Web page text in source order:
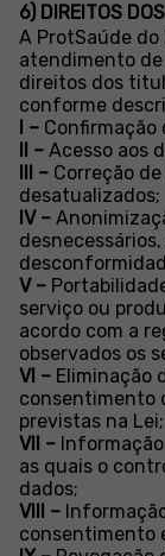
6) DIREITOS
A ProtSaúde
atendimento de
direitos dos
conforme
I –
II – Acesso aos
III – Correção
desatualizados;
IV –
V –
serviço ou
acordo com a
observados os
VI – Eliminação
consentimento
previstas na Lei;
VII –
as quais o
dados;
VIII –
consentimento